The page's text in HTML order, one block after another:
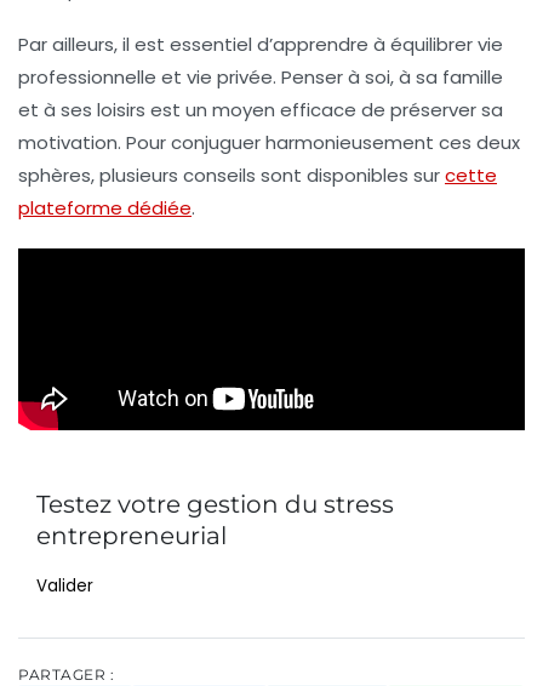
Par ailleurs, il est essentiel d’apprendre à équilibrer vie
professionnelle et vie privée. Penser à soi, à sa famille
et à ses loisirs est un moyen efficace de préserver sa
motivation. Pour conjuguer harmonieusement ces deux
sphères, plusieurs conseils sont disponibles surcette
plateforme dédiée.
Testez votre gestion du stress
entrepreneurial
Valider
PARTAGER :